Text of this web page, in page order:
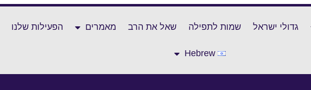
גדולי ישראל שמות לתפילה שאל את הרב מאמרים הפעילות שלנו
Hebrew